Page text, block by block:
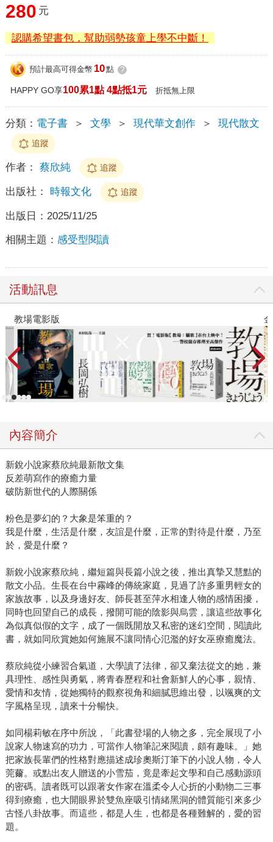
280 元
認購希望書包，幫助弱勢孩童上學不中斷！
預計最高可得金幣 10點 ?
HAPPY GO享100累1點 4點抵1元 折抵無上限
分類： 電子書 ＞ 文學 ＞ 現代華文創作 ＞ 現代散文
追蹤
作者： 蔡欣純 追蹤
出版社： 時報文化 追蹤
出版日： 2025/11/25
相關主題： 感受型閱讀
活動訊息
教場電影版
內容簡介
新銳小說家蔡欣純最新散文集
反差萌寫作的療癒力量
破防新世代的人際關係
粉色是夢幻的？大象是笨重的？
我是什麼，生活是什麼，友誼是什麼，正常的對待是什麼，乃至
於，愛是什麼？
新銳小說家蔡欣純，繼短篇與長篇小說之後，推出真摯又慧黠的
散文小品。生長在台中霧峰的傳統家庭，見過了許多重男輕女的
家族故事，以及身邊好友、師長甚至萍水相逢人物的感情困擾，
同時也回望自己的成長，撥開可能的陰影與烏雲，讓這些故事化
為似真似假的文字，成了一個既開放又私密的迷幻空間，閱讀此
書，就如同欣賞她如何施展不讓同情心氾濫的好女巫療癒魔法。
蔡欣純從小練習合氣道，大學讀了法律，卻又棄法從文的她，兼
具理性、感性與勇氣，將青春歷程和社會新鮮人的心事，親情、
愛情和友情，從她獨特的觀察視角和細膩思維出發，以颯爽的文
字風格呈現，讀來十分暢快。
如同楊莉敏在序中所說，「此書登場的人物之多，完全展現了小
說家人物速寫的功力，可當作人物筆記來閱讀，頗有趣味。」她
把家族長輩們的性格對應描述成珍奧斯汀筆下的小說人物，令人
莞薾。或點出友人贈送的小雪茄，竟是牽起文學和自己感動源頭
的密碼。讀者既可以跟著女作家在溫柔令人心折的小動物二三事
得到療癒，也大開眼界於雙魚座吸引情緒黑洞的體質能引來多少
古怪八卦故事。而這些，都是人生，也都是各種難解的，愛的習
題。